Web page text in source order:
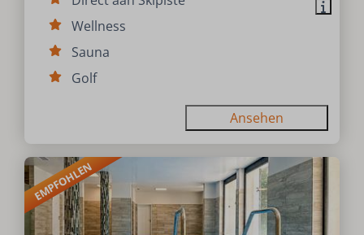
Wellness
Sauna
Golf
Ansehen
EMPFOHLEN